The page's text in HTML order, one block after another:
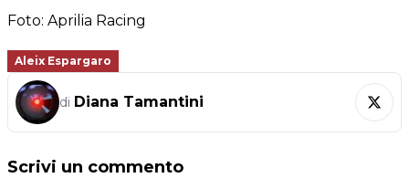
Foto: Aprilia Racing
Aleix Espargaro
di Diana Tamantini
Scrivi un commento